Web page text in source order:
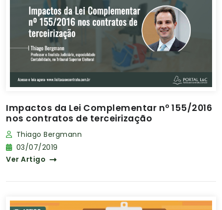
Impactos da Lei Complementar nº 155/2016
nos contratos de terceirização
Thiago Bergmann
03/07/2019
Ver Artigo